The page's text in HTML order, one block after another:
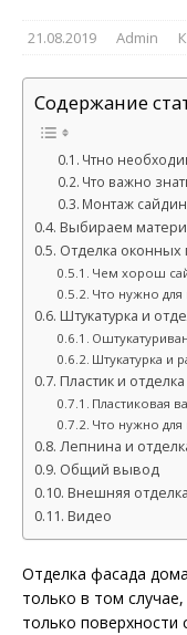
21.08.2019 Admin
Содержание
Чтно
Что важно
Монтаж
Выбираем
Отделка оконных
Чем хорош
Что нужно для
Штукатурка и
Штукатурка и
Пластик и
Пластиковая
Что нужно для
Лепнина и
Общий вывод
Внешняя отделка
Видео
Отделка фасада
только в том
только